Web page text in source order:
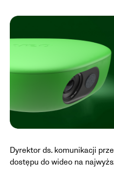
Dyrektor ds. komunikacji
dostępu do wideo na